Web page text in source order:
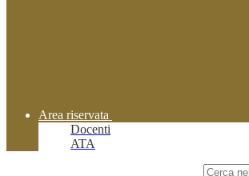
Area riservata
Docenti
ATA